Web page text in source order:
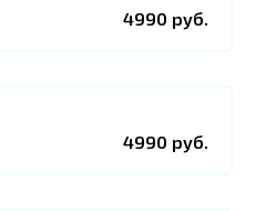
4990 руб.
4990 руб.